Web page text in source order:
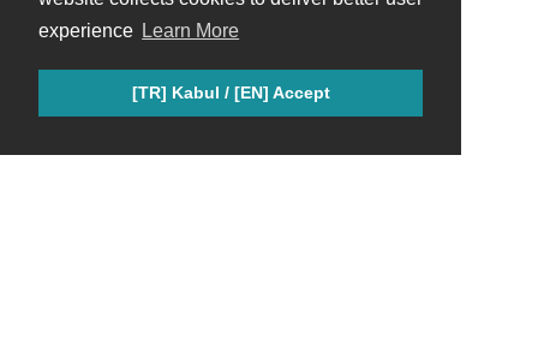
experience Learn More
[TR] Kabul / [EN] Accept